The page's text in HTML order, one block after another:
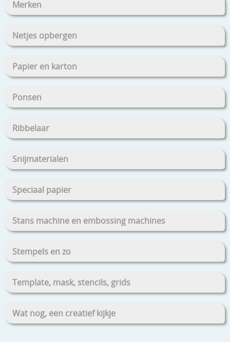
Merken
Netjes opbergen
Papier en karton
Ponsen
Ribbelaar
Snijmaterialen
Speciaal papier
Stans machine en embossing machines
Stempels en zo
Template, mask, stencils, grids
Wat nog, een creatief kijkje